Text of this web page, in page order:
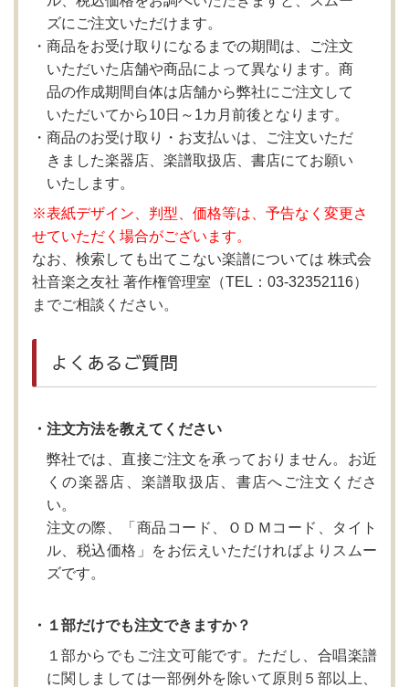
ズにご注文いただけます。
商品をお受け取りになるまでの期間は、ご注文
いただいた店舗や商品によって異なります。商
品の作成期間自体は店舗から弊社にご注文して
いただいてから10日～1カ月前後となります。
商品のお受け取り・お支払いは、ご注文いただ
きました楽器店、楽譜取扱店、書店にてお願い
いたします。
※表紙デザイン、判型、価格等は、予告なく変更さ
せていただく場合がございます。
なお、検索しても出てこない楽譜については 株式会
社音楽之友社 著作権管理室（TEL：03-32352116）
までご相談ください。
よくあるご質問
・注文方法を教えてください
弊社では、直接ご注文を承っておりません。お近
くの楽器店、楽譜取扱店、書店へご注文くださ
い。
注文の際、「商品コード、ＯＤＭコード、タイト
ル、税込価格」をお伝えいただければよりスムー
ズです。
・１部だけでも注文できますか？
１部からでもご注文可能です。ただし、合唱楽譜
に関しましては一部例外を除いて原則５部以上、